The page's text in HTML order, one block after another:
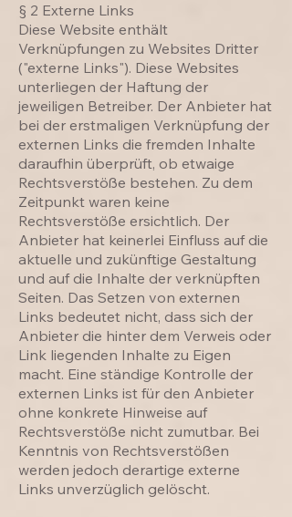
§ 2 Externe Links
Diese Website enthält
Verknüpfungen zu Websites Dritter
("externe Links"). Diese Websites
unterliegen der Haftung der
jeweiligen Betreiber. Der Anbieter hat
bei der erstmaligen Verknüpfung der
externen Links die fremden Inhalte
daraufhin überprüft, ob etwaige
Rechtsverstöße bestehen. Zu dem
Zeitpunkt waren keine
Rechtsverstöße ersichtlich. Der
Anbieter hat keinerlei Einfluss auf die
aktuelle und zukünftige Gestaltung
und auf die Inhalte der verknüpften
Seiten. Das Setzen von externen
Links bedeutet nicht, dass sich der
Anbieter die hinter dem Verweis oder
Link liegenden Inhalte zu Eigen
macht. Eine ständige Kontrolle der
externen Links ist für den Anbieter
ohne konkrete Hinweise auf
Rechtsverstöße nicht zumutbar. Bei
Kenntnis von Rechtsverstößen
werden jedoch derartige externe
Links unverzüglich gelöscht.